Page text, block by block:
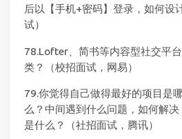
后以【手机+密码】登录，如何设
试）
78.Lofter、简书等内容型社交平
类？（校招面试，网易）
79.你觉得自己做得最好的项目是
么？中间遇到什么问题，如何解
是什么？（社招面试，腾讯）